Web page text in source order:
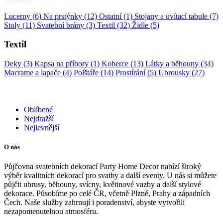
Lucerny (6) Na prstýnky (12) Ostatní (1) Stojany a uvítací tabule (7)
Stoly (11) Svatební brány (3) Textil (32) Židle (5)
Textil
Deky (3) Kapsa na příbory (1) Koberce (13) Látky a běhouny (34)
Macrame a lapače (4) Polštáře (14) Prostírání (5) Ubrousky (27)
Oblíbené
Nejdražší
Nejlevnější
O nás
Půjčovna svatebních dekorací Party Home Decor nabízí široký
výběr kvalitních dekorací pro svatby a další eventy. U nás si můžete
půjčit ubrusy, běhouny, svícny, květinové vazby a další stylové
dekorace. Působíme po celé ČR, včetně Plzně, Prahy a západních
Čech. Naše služby zahrnují i poradenství, abyste vytvořili
nezapomenutelnou atmosféru.